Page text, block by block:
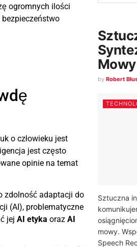
ogromnych ilości
o człowieku jest
jest często
opinie na temat
zdolność adaptacji do
(AI), problematyczne
jej AI etyka oraz AI
Mowy
by Robert
Sztuczna
mowy.
Speech